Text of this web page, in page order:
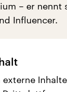
– er nennt
Influencer.
Inhalte